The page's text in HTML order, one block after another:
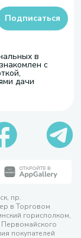
в
с
дачи
Подписаться
пр.
в Торговом
горисполком,
Первомайского
покупателей